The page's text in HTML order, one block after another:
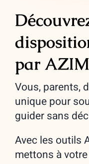
par
Vous, parents,
unique pour
guider sans
Avec les outils
mettons à